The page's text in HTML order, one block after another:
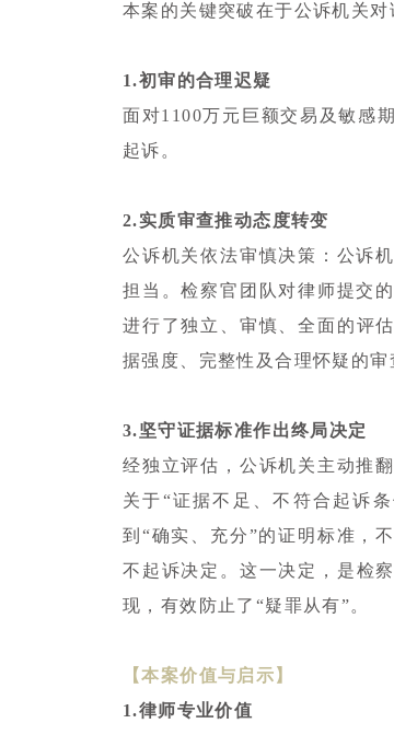
本案的关键突破在于公诉机关对
1.初审的合理迟疑
面对1100万元巨额交易及敏感
起诉。
2.实质审查推动态度转变
公诉机关依法审慎决策：公诉
担当。检察官团队对律师提交
进行了独立、审慎、全面的评
据强度、完整性及合理怀疑的审
3.坚守证据标准作出终局决定
经独立评估，公诉机关主动推
关于“证据不足、不符合起诉
到“确实、充分”的证明标准，
不起诉决定。这一决定，是检
现，有效防止了“疑罪从有”。
【本案价值与启示】
1.律师专业价值